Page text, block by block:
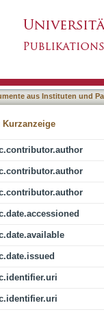
miracolo
aus Instituten und
Kurzanzeige